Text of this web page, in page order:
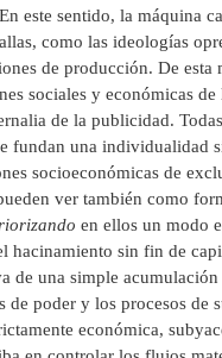
este sentido, la máquina
como las ideologías
de producción. De
sociales y económicas
de la publicidad.
fundan una individualidad
socioeconómicas de
ver también como
en ellos un modo
hacinamiento sin fin de
de una simple
de poder y los procesos de
económica,